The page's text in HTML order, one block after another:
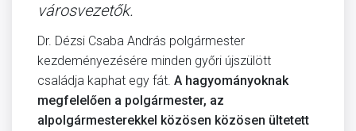
városvezetők.
Dr. Dézsi Csaba András polgármester
kezdeményezésére minden győri újszülött
családja kaphat egy fát. A hagyományoknak
megfelelően a polgármester, az
alpolgármesterekkel közösen közösen ültetett